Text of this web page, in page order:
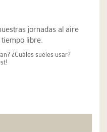
jornadas al aire
libre.
¿Cuáles sueles usar?